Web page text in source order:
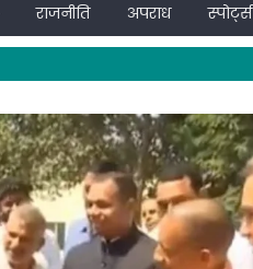
राजनीति अपराध स्पोर्ट्स